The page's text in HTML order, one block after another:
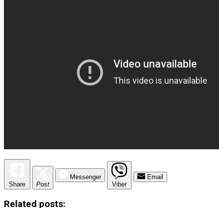
Share Post
Messenger
Viber
Email
Related posts: